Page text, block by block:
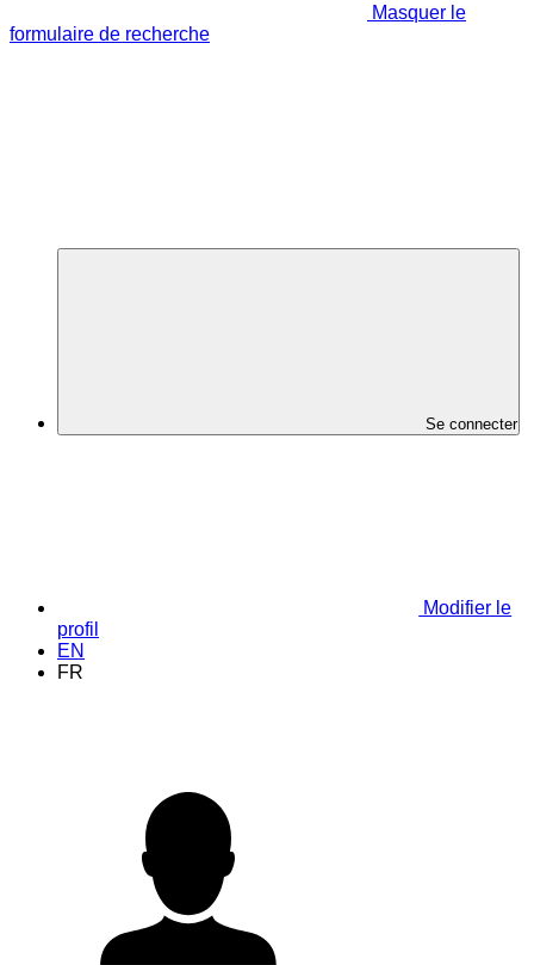
Masquer le
formulaire de recherche
Se connecter
Modifier le
profil
EN
FR